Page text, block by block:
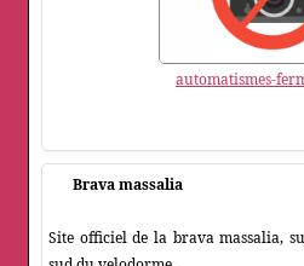
automatismes-
Brava massalia
Site officiel de la brava massalia,